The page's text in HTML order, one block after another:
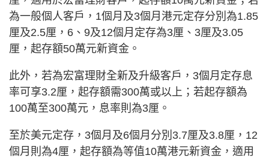
為一般個人客戶，1個月及3個月港元定存分別為1.85
厘及2.5厘，6、9及12個月定存為3厘、3厘及3.05
厘，起存額50萬元新資金。
此外，若為宏富理財全新及升級客戶，3個月定存息
率可享3.2厘，起存額需300萬或以上；若起存額為
100萬至300萬元，息率則為3厘。
至於美元定存，3個月及6個月分別3.7厘及3.8厘，12
個月則為4厘，起存額為等值10萬港元新資金，適用